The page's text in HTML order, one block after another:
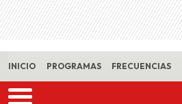
INICIO PROGRAMAS FRECUENCIAS